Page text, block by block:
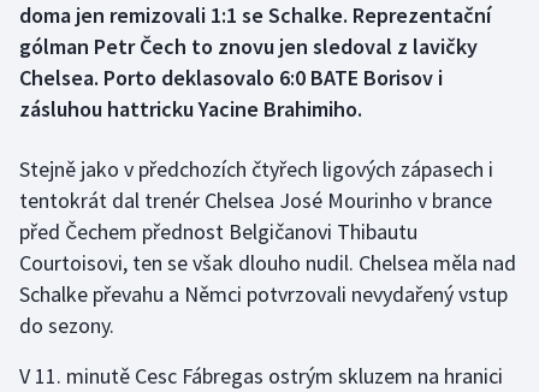
Box
Curling
Florbal
Futsal
Gymnastika
doma jen remizovali 1:1 se Schalke. Reprezentační
gólman Petr Čech to znovu jen sledoval z lavičky
Chelsea. Porto deklasovalo 6:0 BATE Borisov i
zásluhou hattricku Yacine Brahimiho.
Stejně jako v předchozích čtyřech ligových zápasech i
tentokrát dal trenér Chelsea José Mourinho v brance
před Čechem přednost Belgičanovi Thibautu
Courtoisovi, ten se však dlouho nudil. Chelsea měla nad
Schalke převahu a Němci potvrzovali nevydařený vstup
do sezony.
V 11. minutě Cesc Fábregas ostrým skluzem na hranici